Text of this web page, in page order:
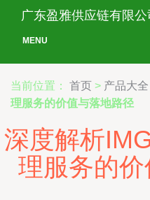
广东盈雅供应链有限公
MENU
当前位置： 首页 > 产品大全
理服务的价值与落地路径
深度解析
理服务的